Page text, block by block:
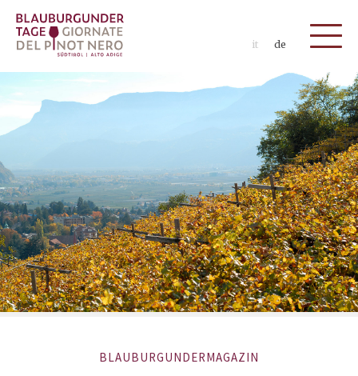
it de
BLAUBURGUNDERMAGAZIN